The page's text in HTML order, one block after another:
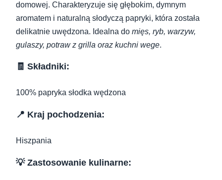
domowej. Charakteryzuje się głębokim, dymnym
aromatem i naturalną słodyczą papryki, która została
delikatnie uwędzona. Idealna do mięs, ryb, warzyw,
gulaszy, potraw z grilla oraz kuchni wege.
🧾 Składniki:
100% papryka słodka wędzona
📍 Kraj pochodzenia:
Hiszpania
💡 Zastosowanie kulinarne: